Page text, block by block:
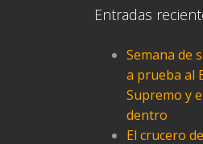
Entradas
Semana de
a prueba al
Supremo y
dentro
El crucero